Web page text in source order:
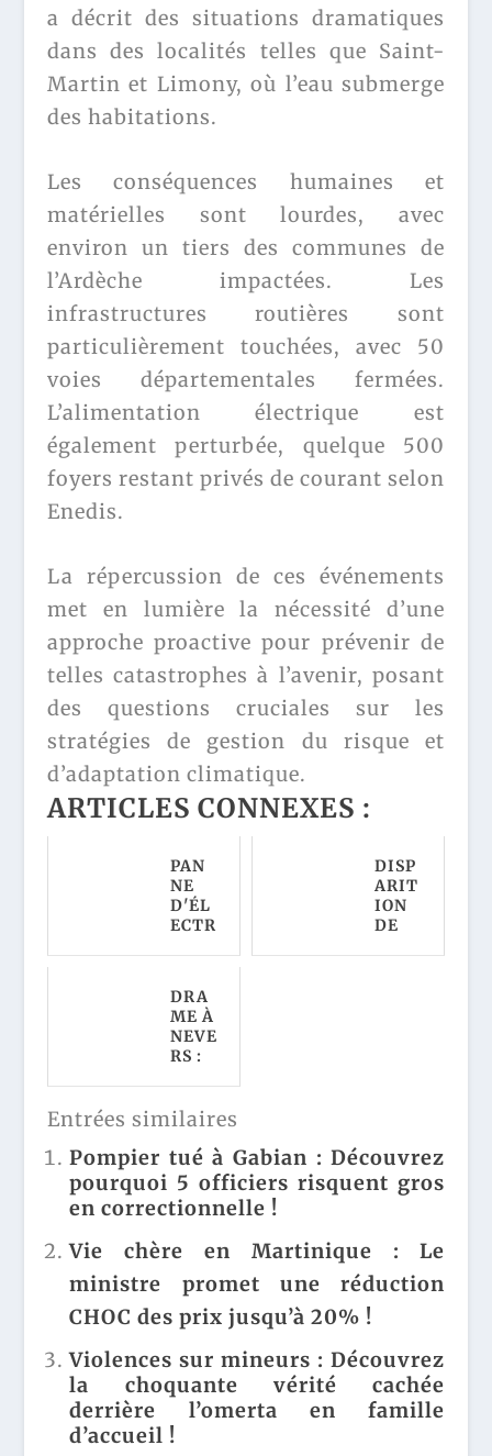
a décrit des situations dramatiques
dans des localités telles que Saint-
Martin et Limony, où l’eau submerge
des habitations.
Les conséquences humaines et
matérielles sont lourdes, avec
environ un tiers des communes de
l’Ardèche impactées. Les
infrastructures routières sont
particulièrement touchées, avec 50
voies départementales fermées.
L’alimentation électrique est
également perturbée, quelque 500
foyers restant privés de courant selon
Enedis.
La répercussion de ces événements
met en lumière la nécessité d’une
approche proactive pour prévenir de
telles catastrophes à l’avenir, posant
des questions cruciales sur les
stratégies de gestion du risque et
d’adaptation climatique.
ARTICLES CONNEXES :
PAN
NE
D'ÉL
ECTR
DELO
UPE :
DÉCI
SION
-
C DU
PRÉF
ET,
COU
VRE-
FEU
ET
RÉQU
ISITI
ON
EDF !
DISP
ARIT
ION
DE
BOUL
EVER
SENT
E !
DRA
ME À
NEVE
RS :
LE
UTE
SE
TRA
NSFO
EN
LLAD
E
MOR
TELL
E !
Entrées similaires
Pompier tué à Gabian : Découvrez
pourquoi 5 officiers risquent gros
en correctionnelle !
Vie chère en Martinique : Le
ministre promet une réduction
CHOC des prix jusqu’à 20% !
Violences sur mineurs : Découvrez
la choquante vérité cachée
derrière l’omerta en famille
d’accueil !